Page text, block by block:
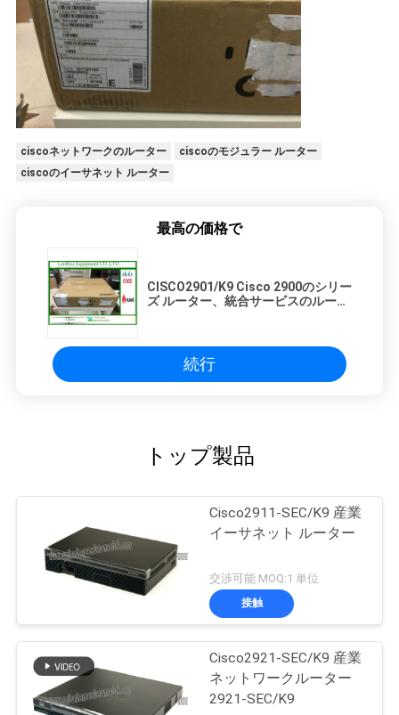
ciscoネットワークのルーター
ciscoのモジュラー ルーター
ciscoのイーサネット ルーター
最高の価格で
CISCO2901/K9 Cisco 2900のシリー
ズ ルーター、統合サービスのルータ
続行
トップ製品
Cisco2911-SEC/K9 産業
イーサネット ルーター
交渉可能 MOQ:1 単位
接触
Cisco2921-SEC/K9 産業
ネットワークルーター
2921-SEC/K9